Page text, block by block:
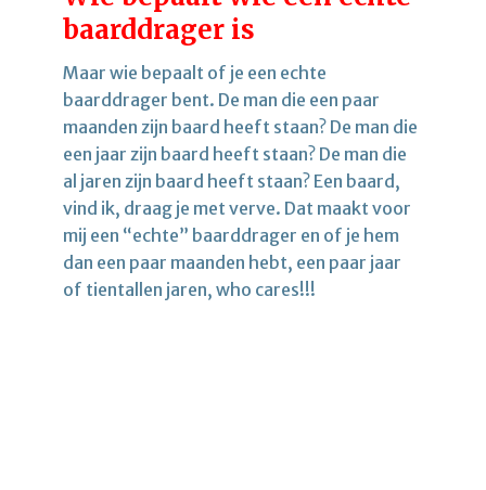
baarddrager is
Maar wie bepaalt of je een echte
baarddrager bent. De man die een paar
maanden zijn baard heeft staan? De man die
een jaar zijn baard heeft staan? De man die
al jaren zijn baard heeft staan? Een baard,
vind ik, draag je met verve. Dat maakt voor
mij een “echte” baarddrager en of je hem
dan een paar maanden hebt, een paar jaar
of tientallen jaren, who cares!!!